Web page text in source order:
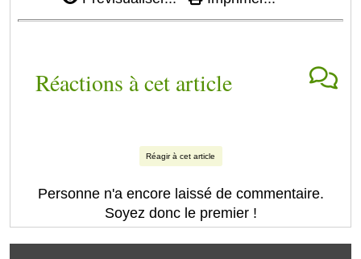
Réactions à cet article
Réagir à cet article
Personne n'a encore laissé de commentaire.
Soyez donc le premier !